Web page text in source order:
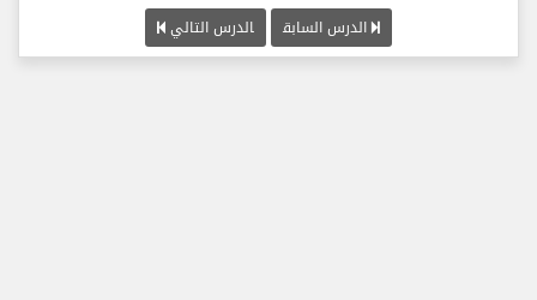
الدرس السابق الدرس التالي